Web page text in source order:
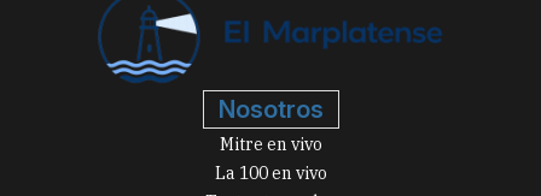
Nosotros
Mitre en vivo
La 100 en vivo